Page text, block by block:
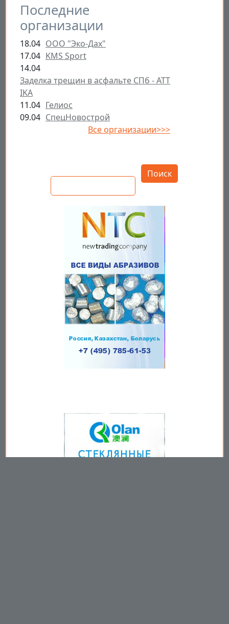
Последние
организации
18.04 ООО "Эко-Дах"
17.04 KMS Sport
14.04
Заделка трещин в асфальте СПб - ATT
IKA
11.04 Гелиос
09.04 СпецНовострой
Все организации>>>